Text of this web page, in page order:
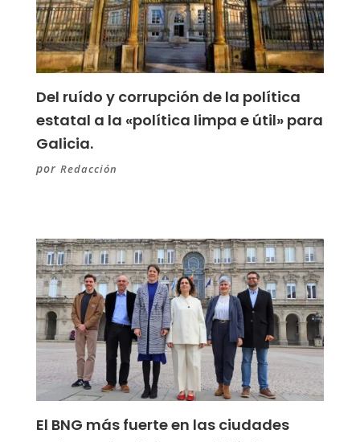
Del ruído y corrupción de la política
estatal a la «política limpa e útil» para
Galicia.
por Redacción
El BNG más fuerte en las ciudades